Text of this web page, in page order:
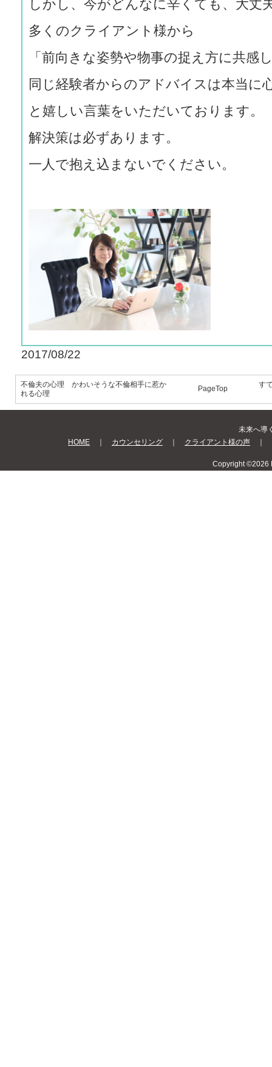
しかし、今がどんなに辛くても、大丈
多くのクライアント様から
「前向きな姿勢や物事の捉え方に共感
同じ経験者からのアドバイスは本当に
と嬉しい言葉をいただいております。
解決策は必ずあります。
一人で抱え込まないでください。
2017/08/22
不倫夫の心理 かわいそうな不倫相手に惹か
れる心理
PageTop す
未来へ導
HOME
カウンセリング クライアント様の声
Copyright ©2026